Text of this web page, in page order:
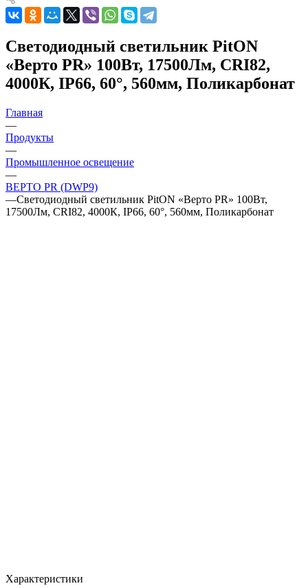
Светодиодный светильник PitON
«Верто PR» 100Вт, 17500Лм, CRI82,
4000К, IP66, 60°, 560мм, Поликарбонат
Главная
—
Продукты
—
Промышленное освещение
—
ВЕРТО PR (DWP9)
—Светодиодный светильник PitON «Верто PR» 100Вт,
17500Лм, CRI82, 4000К, IP66, 60°, 560мм, Поликарбонат
Характеристики